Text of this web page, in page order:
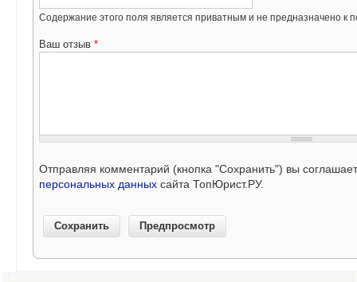
Содержание этого поля является приватным и не предназначено к
Ваш отзыв *
Отправляя комментарий (кнопка "Сохранить") вы
персональных данных сайта ТопЮрист.РУ.